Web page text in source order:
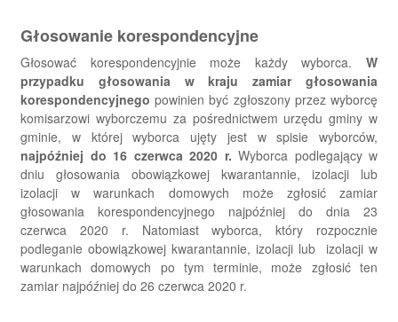
Głosowanie korespondencyjne
Głosować korespondencyjnie może każdy wyborca. W
przypadku głosowania w kraju zamiar głosowania
korespondencyjnego powinien być zgłoszony przez wyborcę
komisarzowi wyborczemu za pośrednictwem urzędu gminy w
gminie, w której wyborca ujęty jest w spisie wyborców,
najpóźniej do 16 czerwca 2020 r. Wyborca podlegający w
dniu głosowania obowiązkowej kwarantannie, izolacji lub
izolacji w warunkach domowych może zgłosić zamiar
głosowania korespondencyjnego najpóźniej do dnia 23
czerwca 2020 r. Natomiast wyborca, który rozpocznie
podleganie obowiązkowej kwarantannie, izolacji lub izolacji w
warunkach domowych po tym terminie, może zgłosić ten
zamiar najpóźniej do 26 czerwca 2020 r.